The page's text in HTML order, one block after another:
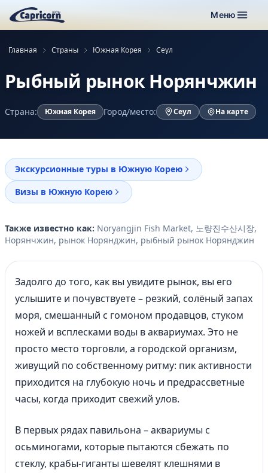
Меню
Главная Страны Южная Корея Сеул
Рыбный рынок Норянчжин
Страна: Южная Корея Город/место: Сеул На карте
Экскурсионные туры в Южную Корею
Визы в Южную Корею
Также известно как: Noryangjin Fish Market, 노량진수산시장,
Норянчжин, рынок Норянджин, рыбный рынок Норянджин
Задолго до того, как вы увидите рынок, вы его
услышите и почувствуете – резкий, солёный запах
моря, смешанный с гомоном продавцов, стуком
ножей и всплесками воды в аквариумах. Это не
просто место торговли, а городской организм,
живущий по собственному ритму: пик активности
приходится на глубокую ночь и предрассветные
часы, когда приходит свежий улов.
В первых рядах павильона – аквариумы с
осьминогами, которые пытаются сбежать по
стеклу, крабы-гиганты шевелят клешнями в